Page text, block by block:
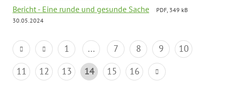
Bericht - Eine runde und gesunde Sache
PDF, 349 kB
30.05.2024
1 ... 7 8 9
10
11
12 13 14 15 16